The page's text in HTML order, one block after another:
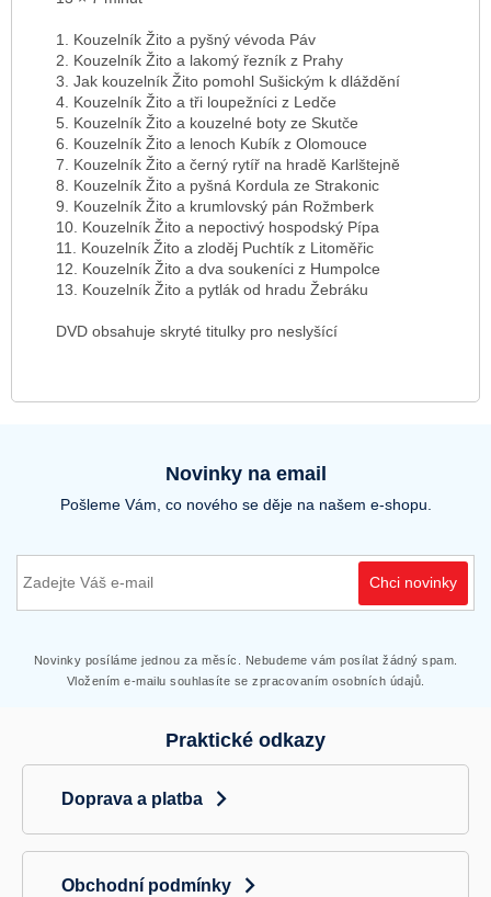
1. Kouzelník Žito a pyšný vévoda Páv
2. Kouzelník Žito a lakomý řezník z Prahy
3. Jak kouzelník Žito pomohl Sušickým k dláždění
4. Kouzelník Žito a tři loupežníci z Ledče
5. Kouzelník Žito a kouzelné boty ze Skutče
6. Kouzelník Žito a lenoch Kubík z Olomouce
7. Kouzelník Žito a černý rytíř na hradě Karlštejně
8. Kouzelník Žito a pyšná Kordula ze Strakonic
9. Kouzelník Žito a krumlovský pán Rožmberk
10. Kouzelník Žito a nepoctivý hospodský Pípa
11. Kouzelník Žito a zloděj Puchtík z Litoměřic
12. Kouzelník Žito a dva soukeníci z Humpolce
13. Kouzelník Žito a pytlák od hradu Žebráku
DVD obsahuje skryté titulky pro neslyšící
Novinky na email
Pošleme Vám, co nového se děje na našem e-shopu.
Chci novinky
Novinky posíláme jednou za měsíc. Nebudeme vám posílat žádný spam.
Vložením e-mailu souhlasíte se zpracovaním osobních údajů.
Praktické odkazy
Doprava a platba
Obchodní podmínky